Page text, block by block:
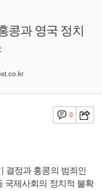
콩과 영국 정치
0
결정과 홍콩의 범죄인
국제사회의 정치적 불확